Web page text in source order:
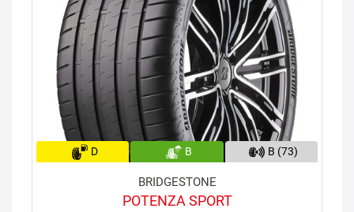
D B B (73)
BRIDGESTONE
POTENZA SPORT